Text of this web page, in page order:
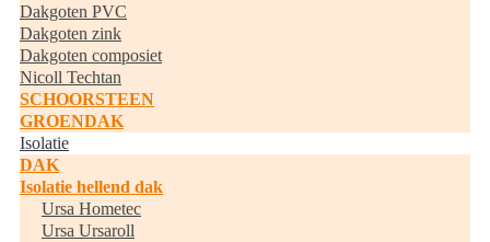
Dakgoten PVC
Dakgoten zink
Dakgoten composiet
Nicoll Techtan
SCHOORSTEEN
GROENDAK
Isolatie
DAK
Isolatie hellend dak
Ursa Hometec
Ursa Ursaroll